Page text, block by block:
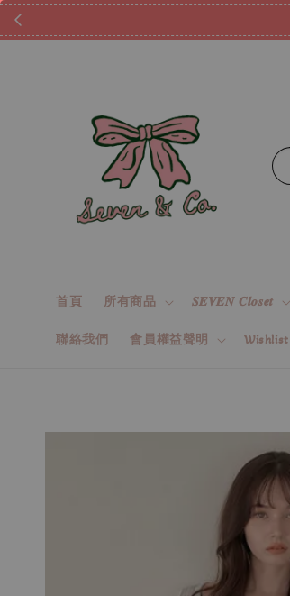
首頁 所有商品 𝑺𝑬𝑽𝑬𝑵 𝑪𝒍𝒐𝒔𝒆𝒕
聯絡我們 會員權益聲明 Wishlist